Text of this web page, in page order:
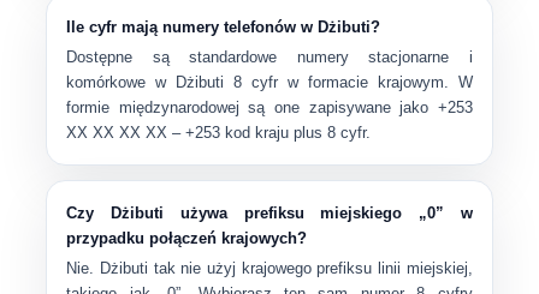
Ile cyfr mają numery telefonów w Dżibuti?
Dostępne są standardowe numery stacjonarne i
komórkowe w Dżibuti8 cyfr w formacie krajowym. W
formie międzynarodowej są one zapisywane jako +253
XX XX XX XX –+253 kod kraju plus 8 cyfr.
Czy Dżibuti używa prefiksu miejskiego „0” w
przypadku połączeń krajowych?
Nie. Dżibuti taknie użyj krajowego prefiksu linii miejskiej,